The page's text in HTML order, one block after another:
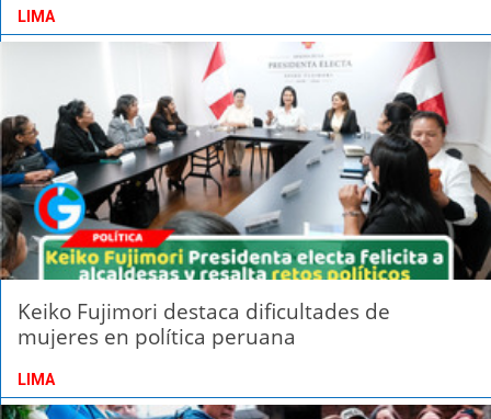
LIMA
Keiko Fujimori destaca dificultades de
mujeres en política peruana
LIMA